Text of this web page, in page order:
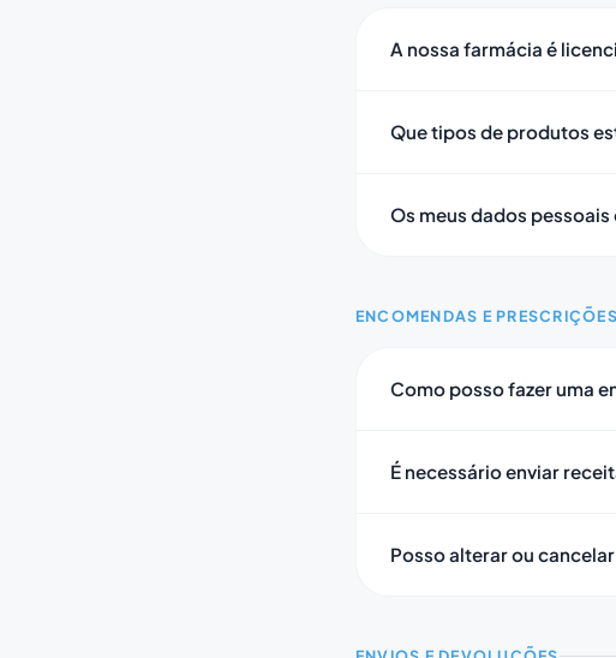
A nossa farmácia é
Que tipos de produtos
Os meus dados
ENCOMENDAS E PRESCRIÇÕES
Como posso fazer uma
É necessário enviar
Posso alterar ou